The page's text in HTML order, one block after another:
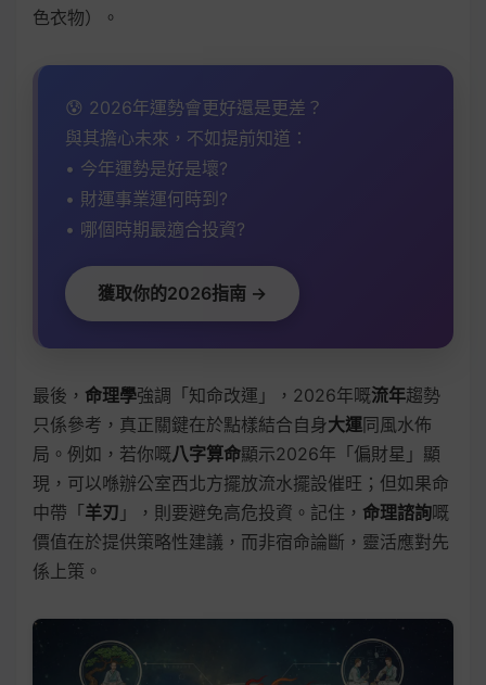
色衣物）。
😰 2026年運勢會更好還是更差？
與其擔心未來，不如提前知道：
• 今年運勢是好是壞?
• 財運事業運何時到?
• 哪個時期最適合投資?
獲取你的2026指南 →
最後， 命理學強調「知命改運」，2026年嘅流年趨勢
只係參考，真正關鍵在於點樣結合自身大運同風水佈
局。例如，若你嘅八字算命顯示2026年「偏財星」顯
現，可以喺辦公室西北方擺放流水擺設催旺；但如果命
中帶「羊刃 」，則要避免高危投資。記住， 命理諮詢嘅
價值在於提供策略性建議，而非宿命論斷，靈活應對先
係上策。